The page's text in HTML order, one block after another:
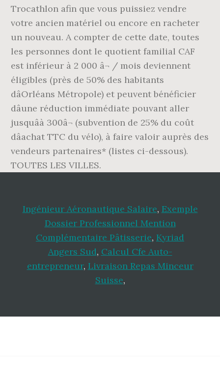
Trocathlon afin que vous puissiez vendre
votre ancien matériel ou encore en racheter
un nouveau. A compter de cette date, toutes
les personnes dont le quotient familial CAF
est inférieur à 2 000 â¬ / mois deviennent
éligibles (près de 50% des habitants
dâOrléans Métropole) et peuvent bénéficier
dâune réduction immédiate pouvant aller
jusquâà 300â¬ (subvention de 25% du coût
dâachat TTC du vélo), à faire valoir auprès des
vendeurs partenaires* (listes ci-dessous).
TOUTES LES VILLES.
Ingénieur Aéronautique Salaire, Exemple
Dossier Professionnel Mention
Complémentaire Pâtisserie, Kyriad
Angers Sud, Calcul Cfe Auto-
entrepreneur, Livraison Repas Minceur
Suisse,